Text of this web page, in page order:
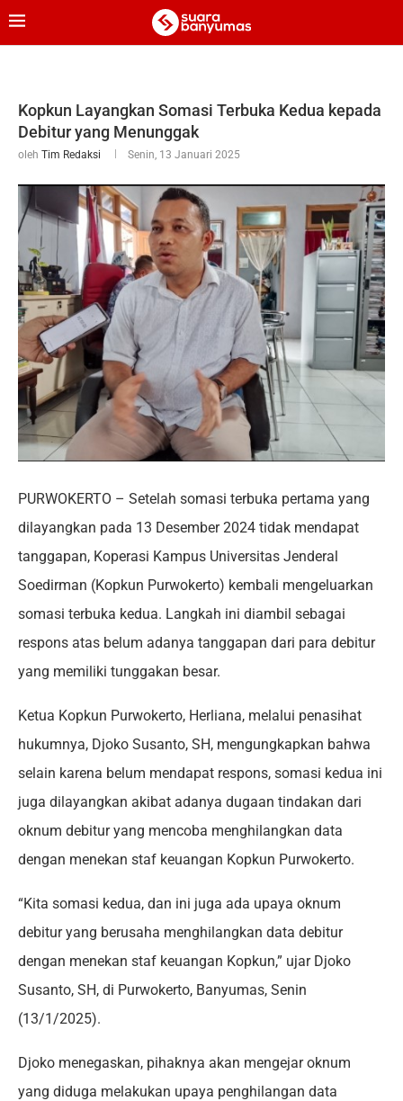
Kopkun Layangkan Somasi Terbuka Kedua kepada
Debitur yang Menunggak
oleh Tim Redaksi Senin, 13 Januari 2025
PURWOKERTO – Setelah somasi terbuka pertama yang
dilayangkan pada 13 Desember 2024 tidak mendapat
tanggapan, Koperasi Kampus Universitas Jenderal
Soedirman (Kopkun Purwokerto) kembali mengeluarkan
somasi terbuka kedua. Langkah ini diambil sebagai
respons atas belum adanya tanggapan dari para debitur
yang memiliki tunggakan besar.
Ketua Kopkun Purwokerto, Herliana, melalui penasihat
hukumnya, Djoko Susanto, SH, mengungkapkan bahwa
selain karena belum mendapat respons, somasi kedua ini
juga dilayangkan akibat adanya dugaan tindakan dari
oknum debitur yang mencoba menghilangkan data
dengan menekan staf keuangan Kopkun Purwokerto.
“Kita somasi kedua, dan ini juga ada upaya oknum
debitur yang berusaha menghilangkan data debitur
dengan menekan staf keuangan Kopkun,” ujar Djoko
Susanto, SH, di Purwokerto, Banyumas, Senin
(13/1/2025).
Djoko menegaskan, pihaknya akan mengejar oknum
yang diduga melakukan upaya penghilangan data